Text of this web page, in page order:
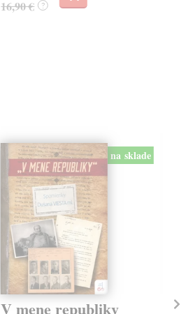
16,90 € ?
na sklade
V mene republiky